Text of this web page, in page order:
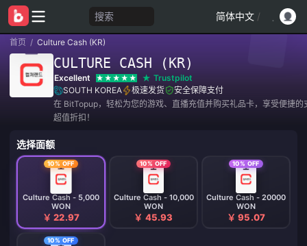
搜索 简体中文 /
首页 / Culture Cash (KR)
CULTURE CASH (KR)
Excellent
Trustpilot
SOUTH KOREA
极速发货
安全保障支付
在 BitTopup，轻松为您的游戏、直播充值并购买礼品卡，享受便捷的
超值折扣！
选择面额
10% OFF
Culture Cash - 5,000
WON
￥ 22.97
10% OFF
Culture Cash - 10,000
WON
￥ 45.93
10% OFF
Culture Cash - 20000
WON
￥ 95.07
10% OFF